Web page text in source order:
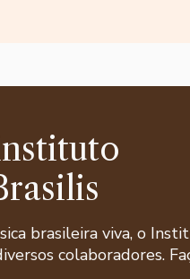
brasileira viva, o
colaboradores.